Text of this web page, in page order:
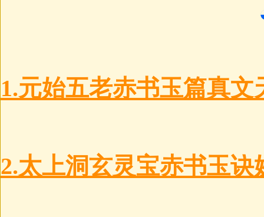
1.元始五老赤书玉篇真
2.太上洞玄灵宝赤书玉